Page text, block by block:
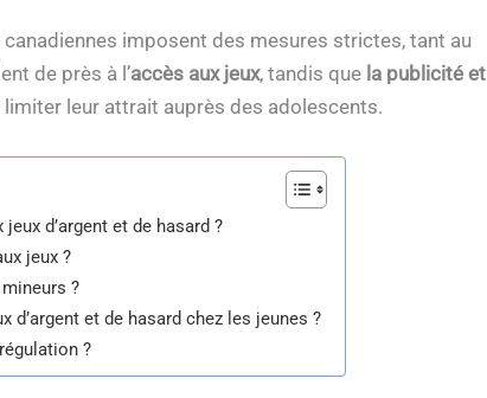
canadiennes imposent des mesures strictes, tant au
de près à l’accès aux jeux, tandis que la publicité et
leur attrait auprès des adolescents.
d’argent et de hasard ?
jeux ?
?
et de hasard chez les jeunes ?
?